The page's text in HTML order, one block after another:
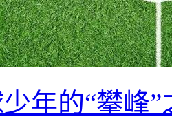
年的“攀峰